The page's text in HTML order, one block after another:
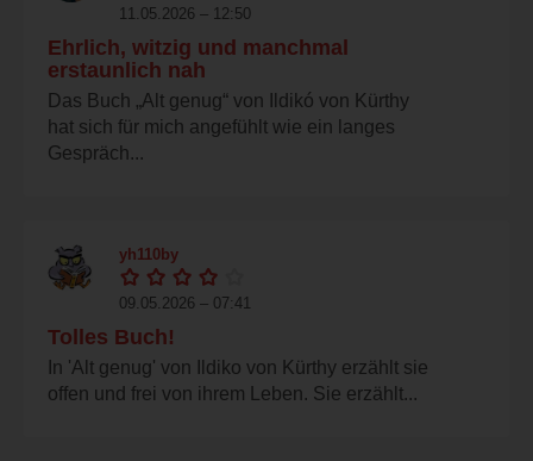
11.05.2026 – 12:50
Ehrlich, witzig und manchmal
erstaunlich nah
Das Buch „Alt genug“ von Ildikó von Kürthy
hat sich für mich angefühlt wie ein langes
Gespräch...
yh110by
09.05.2026 – 07:41
Tolles Buch!
In 'Alt genug' von Ildiko von Kürthy erzählt sie
offen und frei von ihrem Leben. Sie erzählt...